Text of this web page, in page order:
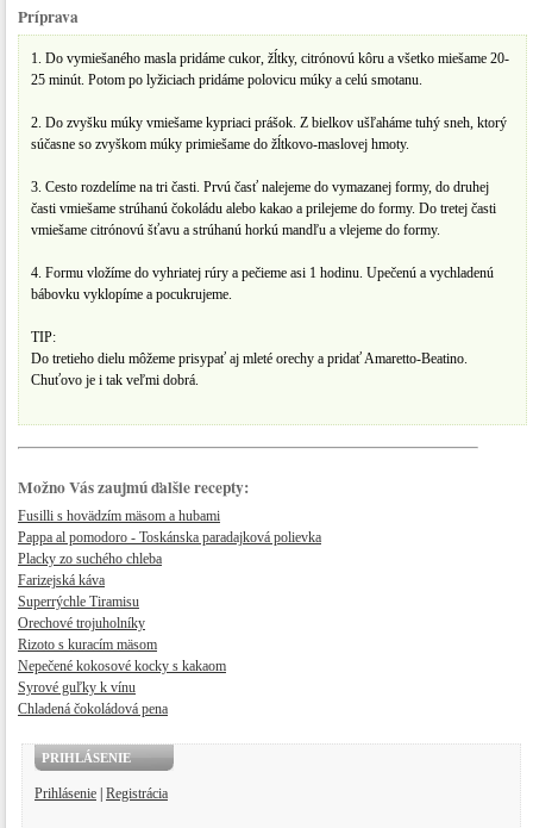
Príprava
1. Do vymiešaného masla pridáme cukor, žĺtky, citrónovú kôru a všetko miešame 20-
25 minút. Potom po lyžiciach pridáme polovicu múky a celú smotanu.
2. Do zvyšku múky vmiešame kypriaci prášok. Z bielkov ušľaháme tuhý sneh, ktorý
súčasne so zvyškom múky primiešame do žĺtkovo-maslovej hmoty.
3. Cesto rozdelíme na tri časti. Prvú časť nalejeme do vymazanej formy, do druhej
časti vmiešame strúhanú čokoládu alebo kakao a prilejeme do formy. Do tretej časti
vmiešame citrónovú šťavu a strúhanú horkú mandľu a vlejeme do formy.
4. Formu vložíme do vyhriatej rúry a pečieme asi 1 hodinu. Upečenú a vychladenú
bábovku vyklopíme a pocukrujeme.
TIP:
Do tretieho dielu môžeme prisypať aj mleté orechy a pridať Amaretto-Beatino.
Chuťovo je i tak veľmi dobrá.
Možno Vás zaujmú ďalšie recepty:
Fusilli s hovädzím mäsom a hubami
Pappa al pomodoro - Toskánska paradajková polievka
Placky zo suchého chleba
Farizejská káva
Superrýchle Tiramisu
Orechové trojuholníky
Rizoto s kuracím mäsom
Nepečené kokosové kocky s kakaom
Syrové guľky k vínu
Chladená čokoládová pena
PRIHLÁSENIE
Prihlásenie Registrácia